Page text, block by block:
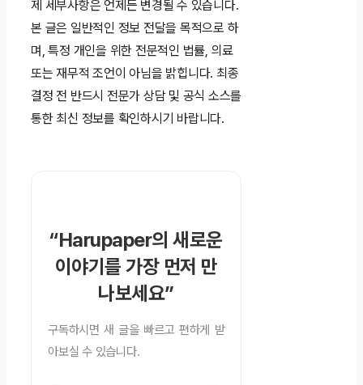
제 세부사항은 언제든 변경될 수 있습니다.
본 글은 일반적인 정보 전달을 목적으로 하
며, 특정 개인을 위한 전문적인 법률, 의료
또는 재무적 조언이 아님을 밝힙니다. 최종
결정 전 반드시 전문가 상담 및 공식 소스를
통한 최신 정보를 확인하시기 바랍니다.
“Harupaper의 새로운
이야기를 가장 먼저 만
나보세요”
구독하시면 새 글을 빠르고 편하게 받
아보실 수 있습니다.